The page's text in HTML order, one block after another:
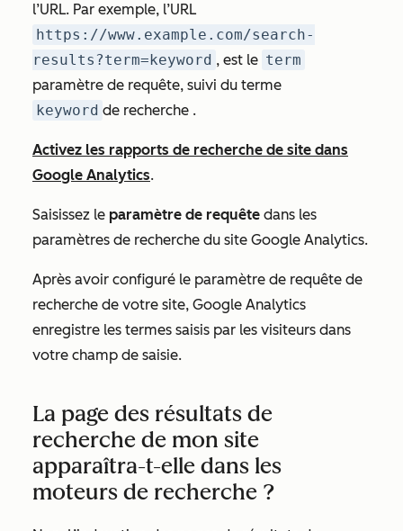
l’URL. Par exemple, l’URL
https://www.example.com/search-
results?term=keyword , est le term
paramètre de requête, suivi du terme
keyword de recherche .
Activez les rapports de recherche de site dans
Google Analytics.
Saisissez le paramètre de requête dans les
paramètres de recherche du site Google Analytics.
Après avoir configuré le paramètre de requête de
recherche de votre site, Google Analytics
enregistre les termes saisis par les visiteurs dans
votre champ de saisie.
La page des résultats de
recherche de mon site
apparaîtra-t-elle dans les
moteurs de recherche ?